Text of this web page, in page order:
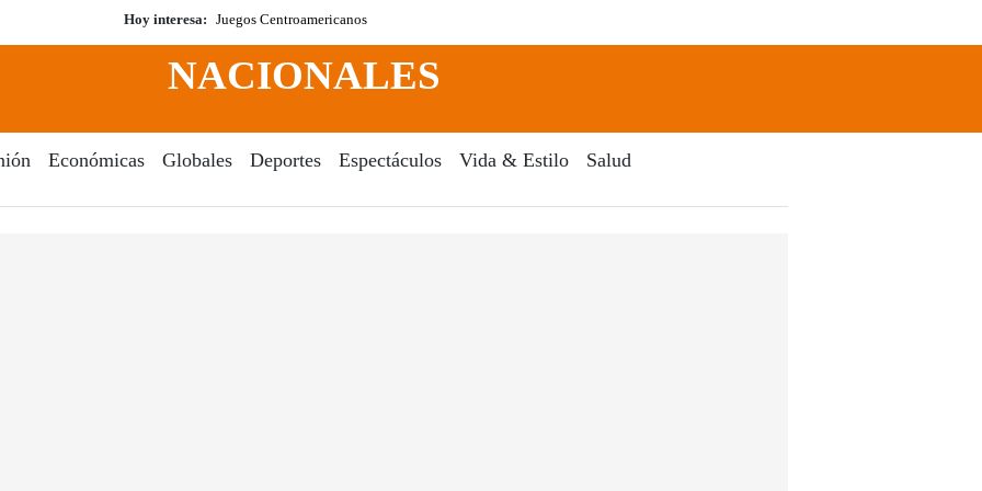
Hoy interesa: Juegos Centroamericanos
Search
NACIONALES
Económicas Globales Deportes Espectáculos Vida & Estilo Salud